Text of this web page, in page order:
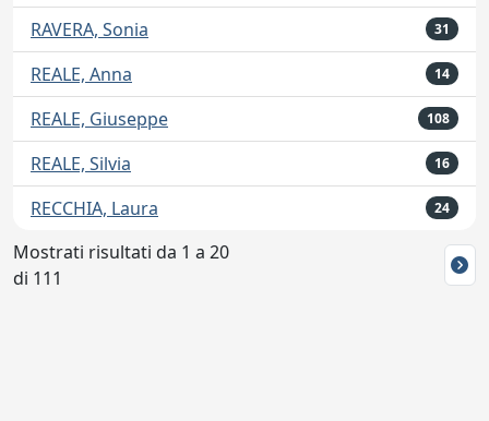
RAVERA, Sonia 31
REALE, Anna 14
REALE, Giuseppe 108
REALE, Silvia 16
RECCHIA, Laura 24
Mostrati risultati da 1 a 20
di 111